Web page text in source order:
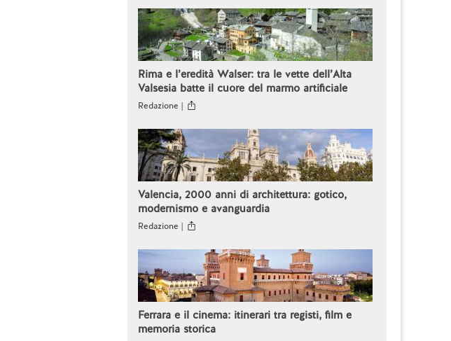
Rima e l’eredità Walser: tra le vette dell’Alta
Valsesia batte il cuore del marmo artificiale
Redazione |
Valencia, 2000 anni di architettura: gotico,
modernismo e avanguardia
Redazione |
Ferrara e il cinema: itinerari tra registi, film e
memoria storica